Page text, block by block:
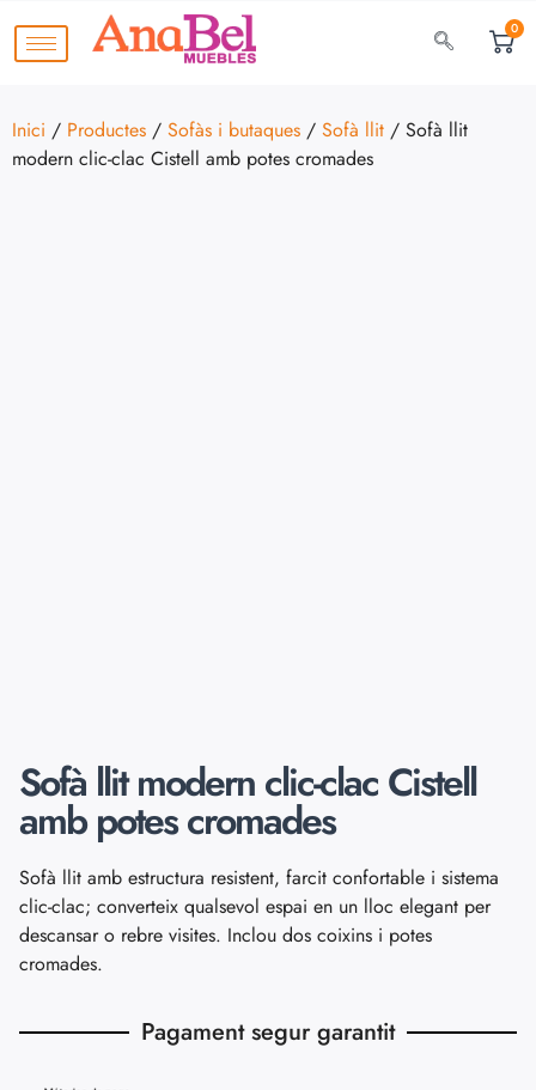
0
Inici / Productes / Sofàs i butaques / Sofà llit / Sofà llit
modern clic-clac Cistell amb potes cromades
Sofà llit modern clic-clac Cistell
amb potes cromades
Sofà llit amb estructura resistent, farcit confortable i sistema
clic-clac; converteix qualsevol espai en un lloc elegant per
descansar o rebre visites. Inclou dos coixins i potes
cromades.
Pagament segur garantit